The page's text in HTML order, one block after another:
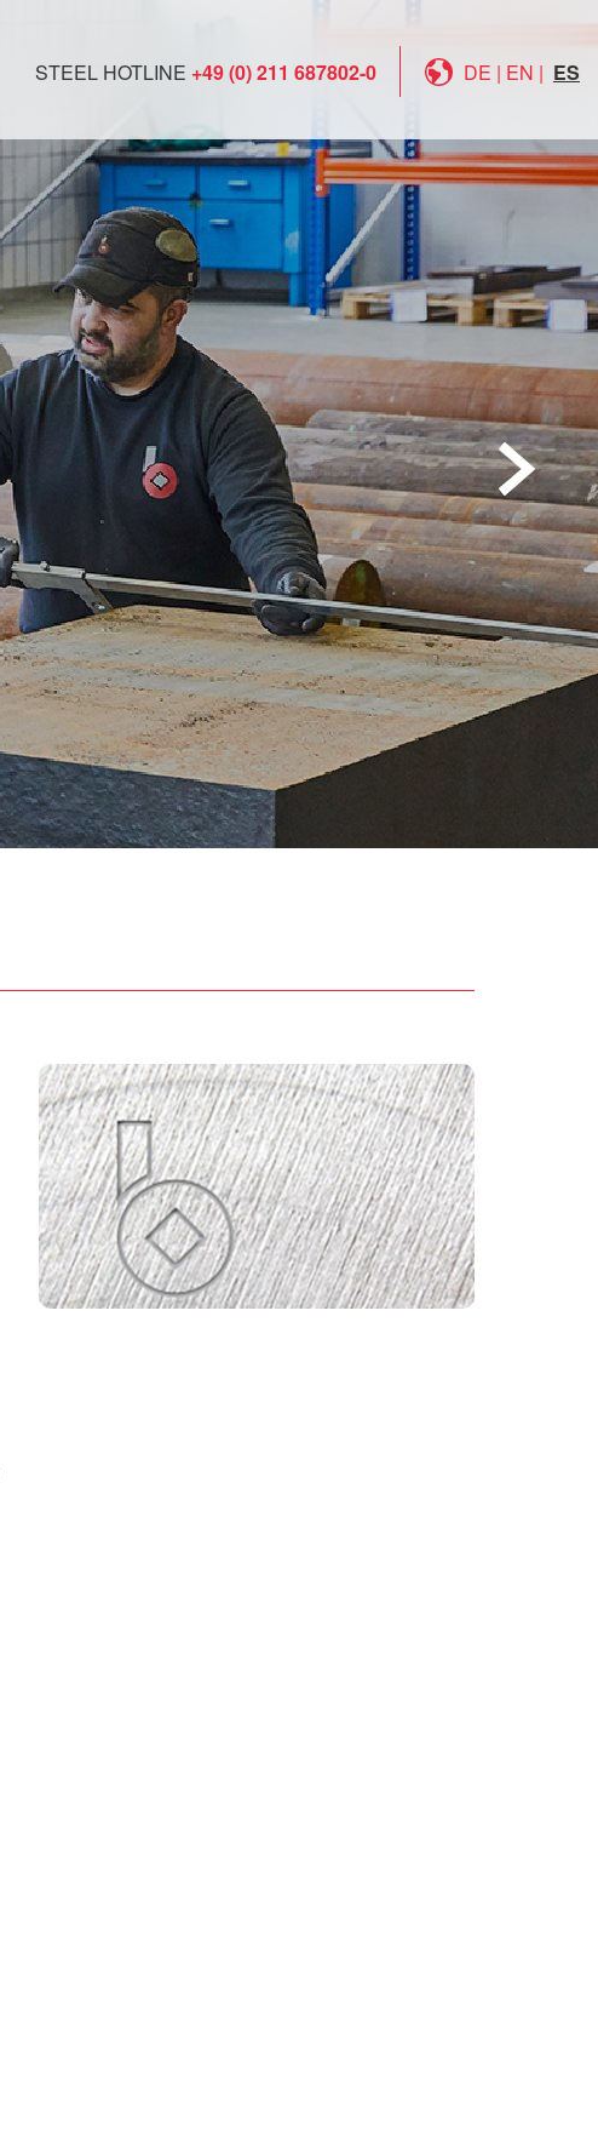
STEEL HOTLINE +49 (0) 211 687802-0 DE | EN | ES